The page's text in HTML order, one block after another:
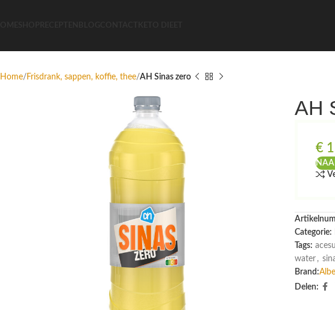
Home Frisdrank, sappen, koffie, thee AH Sinas zero
AH
€
Categorie:
Tags:
water ,
Brand:
Delen: